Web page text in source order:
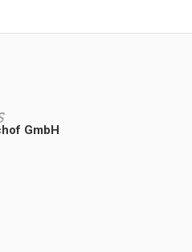
GmbH